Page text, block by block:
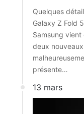
Quelques
Galaxy Z Fold
Samsung
deux
présente…
13 mars